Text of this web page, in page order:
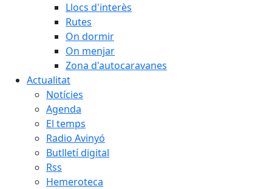
Llocs d'interès
Rutes
On dormir
On menjar
Zona d'autocaravanes
Actualitat
Notícies
Agenda
El temps
Radio Avinyó
Butlletí digital
Rss
Hemeroteca